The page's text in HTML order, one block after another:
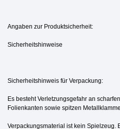
Angaben zur Produktsicherheit:
Sicherheitshinweise
Sicherheitshinweis für Verpackung:
Es besteht Verletzungsgefahr an
Folienkanten sowie spitzen
Verpackungsmaterial ist kein Spielzeug.